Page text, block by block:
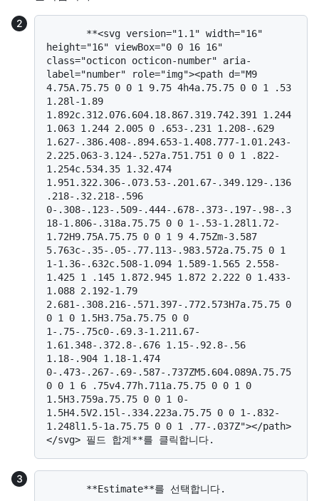
height="16" viewBox="0 0 16 16"
class="octicon octicon-number" aria-
label="number" role="img"><path d="M9
4.75A.75.75 0 0 1 9.75 4h4a.75.75 0 0 1 .53
1.28l-1.89
1.892c.312.076.604.18.867.319.742.391 1.244
1.063 1.244 2.005 0 .653-.231 1.208-.629
1.627-.386.408-.894.653-1.408.777-1.01.243-
2.225.063-3.124-.527a.751.751 0 0 1 .822-
1.254c.534.35 1.32.474
1.951.322.306-.073.53-.201.67-.349.129-.136
.218-.32.218-.596
0-.308-.123-.509-.444-.678-.373-.197-.98-.3
18-1.806-.318a.75.75 0 0 1-.53-1.28l1.72-
1.72H9.75A.75.75 0 0 1 9 4.75Zm-3.587
5.763c-.35-.05-.77.113-.983.572a.75.75 0 1
1-1.36-.632c.508-1.094 1.589-1.565 2.558-
1.425 1 .145 1.872.945 1.872 2.222 0 1.433-
1.088 2.192-1.79
2.681-.308.216-.571.397-.772.573H7a.75.75 0
0 1 0 1.5H3.75a.75.75 0 0
1-.75-.75c0-.69.3-1.211.67-
1.61.348-.372.8-.676 1.15-.92.8-.56
1.18-.904 1.18-1.474
0-.473-.267-.69-.587-.737ZM5.604.089A.75.75
0 0 1 6 .75v4.77h.711a.75.75 0 0 1 0
1.5H3.759a.75.75 0 0 1 0-
1.5H4.5V2.15l-.334.223a.75.75 0 0 1-.832-
1.248l1.5-1a.75.75 0 0 1 .77-.037Z"></path>